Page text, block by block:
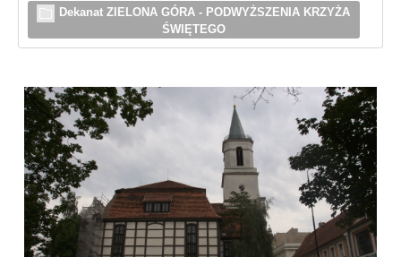
Dekanat ZIELONA GÓRA - PODWYŻSZENIA KRZYŻA
ŚWIĘTEGO